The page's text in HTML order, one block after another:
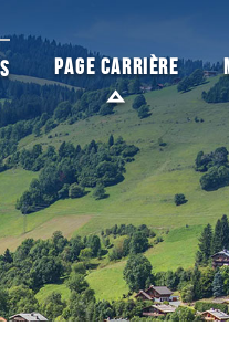
PAGE CARRIÈRE